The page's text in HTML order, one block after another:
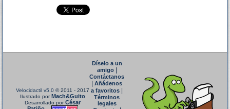
Velocidactil v5.0 © 2011 - 2017
Ilustrado porMach&Guito
Desarrollado porCésar
Díselo a un
amigo|
Contáctanos
Añádenos
a favoritos
Términos
legales